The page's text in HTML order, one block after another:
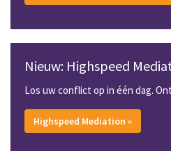
Nieuw: Highspeed
Los uw conflict op in één dag.
Highspeed Mediation »